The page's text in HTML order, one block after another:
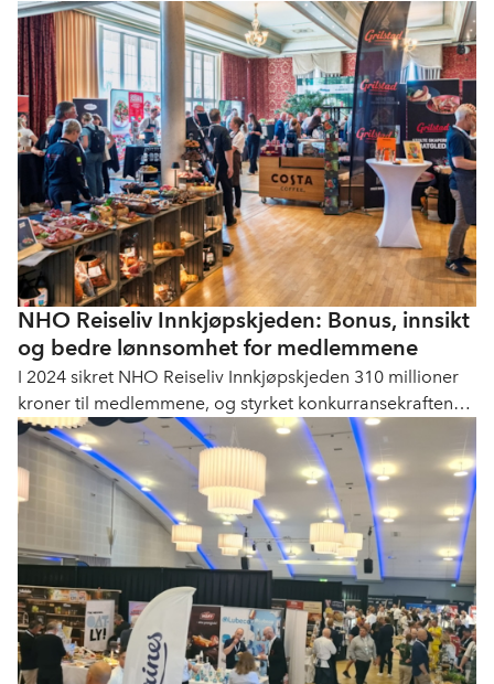
b
o
o
k
e
d
I
n
t
NHO Reiseliv Innkjøpskjeden: Bonus, innsikt
og bedre lønnsomhet for medlemmene
I 2024 sikret NHO Reiseliv Innkjøpskjeden 310 millioner
kroner til medlemmene, og styrket konkurransekraften
med ny digital løsning og bærekraftstiltak.